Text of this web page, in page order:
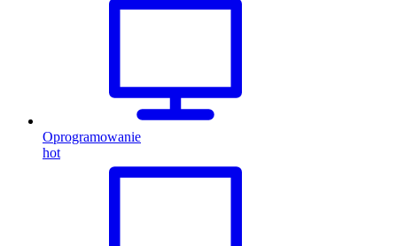
Oprogramowanie
hot